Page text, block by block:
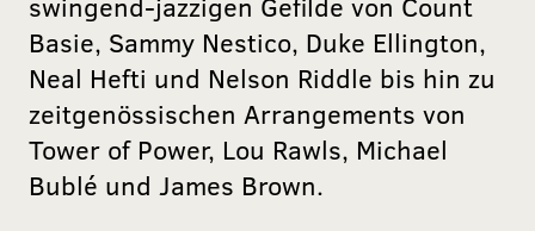
Basie, Sammy Nestico, Duke Ellington,
Neal Hefti und Nelson Riddle bis hin zu
zeitgenössischen Arrangements von
Tower of Power, Lou Rawls, Michael
Bublé und James Brown.